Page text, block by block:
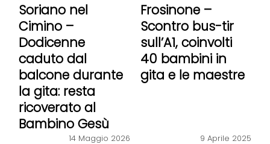
Soriano nel
Cimino –
Dodicenne
caduto dal
balcone durante
la gita: resta
ricoverato al
Bambino Gesù
14 Maggio 2026
Frosinone –
Scontro bus-tir
sull’A1, coinvolti
40 bambini in
gita e le maestre
9 Aprile 2025